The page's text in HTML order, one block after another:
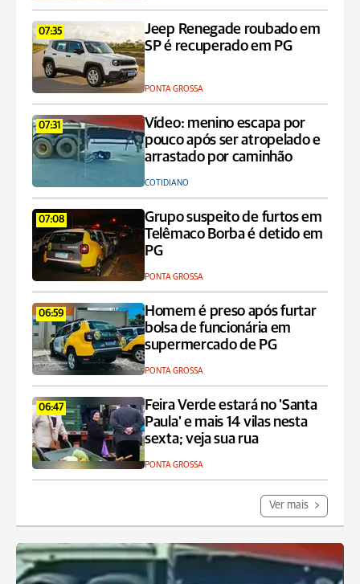
07:35
Jeep Renegade roubado em
SP é recuperado em PG
PONTA GROSSA
07:31
Vídeo: menino escapa por
pouco após ser atropelado e
arrastado por caminhão
COTIDIANO
07:08
Grupo suspeito de furtos em
Telêmaco Borba é detido em
PG
PONTA GROSSA
06:59
Homem é preso após furtar
bolsa de funcionária em
supermercado de PG
PONTA GROSSA
06:47
Feira Verde estará no 'Santa
Paula' e mais 14 vilas nesta
sexta; veja sua rua
PONTA GROSSA
Ver mais